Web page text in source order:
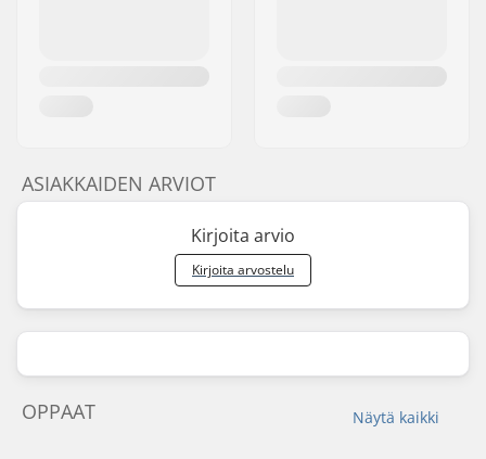
ASIAKKAIDEN ARVIOT
Kirjoita arvio
Kirjoita arvostelu
Näytä kaikki
OPPAAT